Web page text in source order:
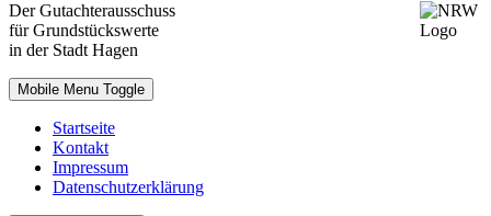
DerGutachterausschuss
für Grundstückswerte
in der Stadt Hagen
Mobile Menu Toggle
Startseite
Kontakt
Impressum
Datenschutzerklärung